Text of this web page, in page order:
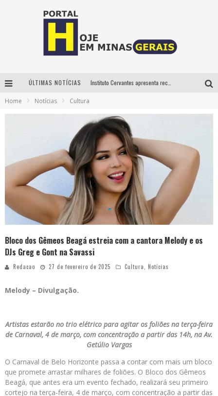
ÚLTIMAS NOTÍCIAS
Projeta Cultura abre inscrições gratuitas em São João del-Rei para oficinas de elaboração de projetos culturais e inteligência artificial
Home Notícias Cultura
Bloco dos Gêmeos Beagá estreia com a cantora Melody e os
DJs Greg e Gont na Savassi
Redacao 27 de fevereiro de 2025 Cultura, Notícias
Melody – Divulgação.
Artistas estarão no trio elétrico para agitar os foliões na terça-feira
de Carnaval, 4 de março, com concentração a partir das 14h, na Av.
Getúlio Vargas
O Carnaval de Belo Horizonte passa a contar com mais um bloco
que promete arrastar milhares de foliões. O Bloco dos Gêmeos
Beagá, que antes era um evento fechado, realizará seu primeiro
cortejo na terça-feira, 4 de março, com concentração a partir das